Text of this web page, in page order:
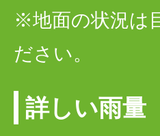
※地面の状況は
ださい。
詳しい雨量